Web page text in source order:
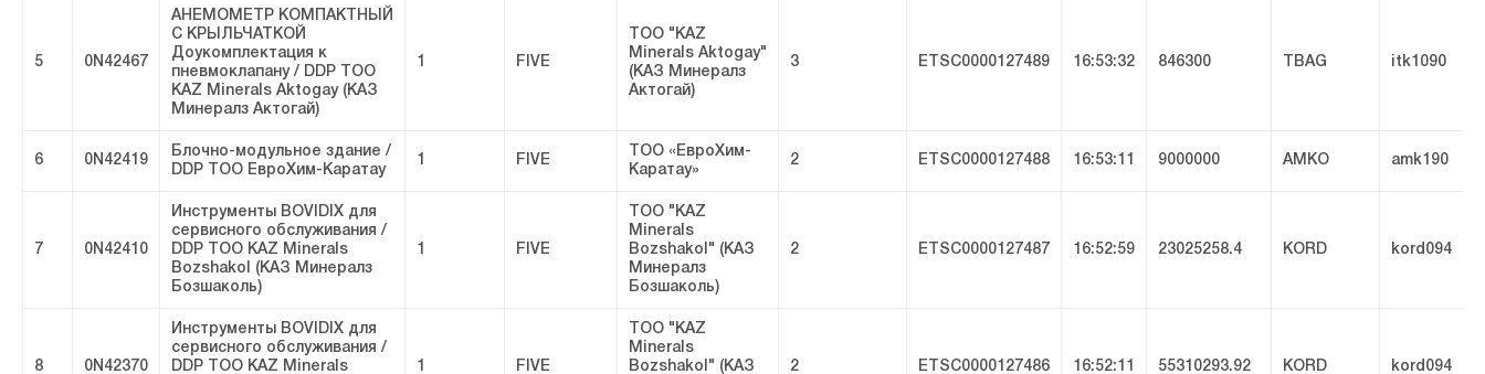
5 0N42467
АНЕМОМЕТР КОМПАКТНЫЙ
С КРЫЛЬЧАТКОЙ
Доукомплектация к
пневмоклапану / DDP ТОО
KAZ Minerals Aktogay (КАЗ
Минералз Актогай)
1 FIVE
ТОО "KAZ
Minerals Aktogay"
(КАЗ Минералз
Актогай)
3 ETSC0000127489 16:53:32 846300 TBAG itk1090
6 0N42419
Блочно-модульное здание /
DDP ТОО ЕвроХим-Каратау
1 FIVE
ТОО «ЕвроХим-
Каратау»
2 ETSC0000127488 16:53:11 9000000 AMKO amk190
7 0N42410
Инструменты BOVIDIX для
сервисного обслуживания /
DDP ТОО KAZ Minerals
Bozshakol (КАЗ Минералз
Бозшаколь)
1 FIVE
ТОО "KAZ
Minerals
Bozshakol" (КАЗ
Минералз
Бозшаколь)
2 ETSC0000127487 16:52:59 23025258.4 KORD kord094
8 0N42370
Инструменты BOVIDIX для
сервисного обслуживания /
DDP ТОО KAZ Minerals
1 FIVE
ТОО "KAZ
Minerals
Bozshakol" (КАЗ
2 ETSC0000127486 16:52:11 55310293.92 KORD kord094